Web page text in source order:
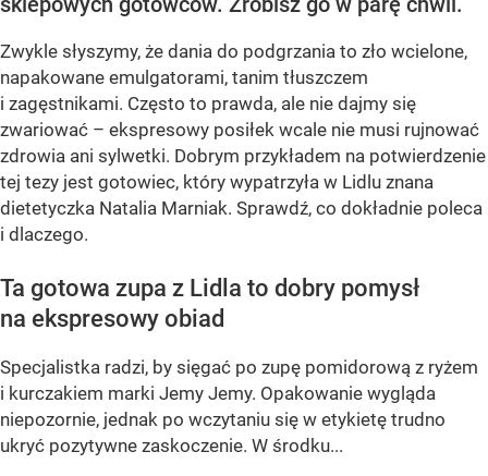
Zwykle słyszymy, że dania do podgrzania to zło wcielone,
napakowane emulgatorami, tanim tłuszczem
i zagęstnikami. Często to prawda, ale nie dajmy się
zwariować – ekspresowy posiłek wcale nie musi rujnować
zdrowia ani sylwetki. Dobrym przykładem na potwierdzenie
tej tezy jest gotowiec, który wypatrzyła w Lidlu znana
dietetyczka Natalia Marniak. Sprawdź, co dokładnie poleca
i dlaczego.
Ta gotowa zupa z Lidla to dobry pomysł
na ekspresowy obiad
Specjalistka radzi, by sięgać po zupę pomidorową z ryżem
i kurczakiem marki Jemy Jemy. Opakowanie wygląda
niepozornie, jednak po wczytaniu się w etykietę trudno
ukryć pozytywne zaskoczenie. W środku...